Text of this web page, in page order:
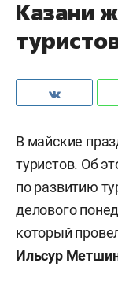
Казани
В майские
туристов. Об
по развитию
делового
который
Ильсур